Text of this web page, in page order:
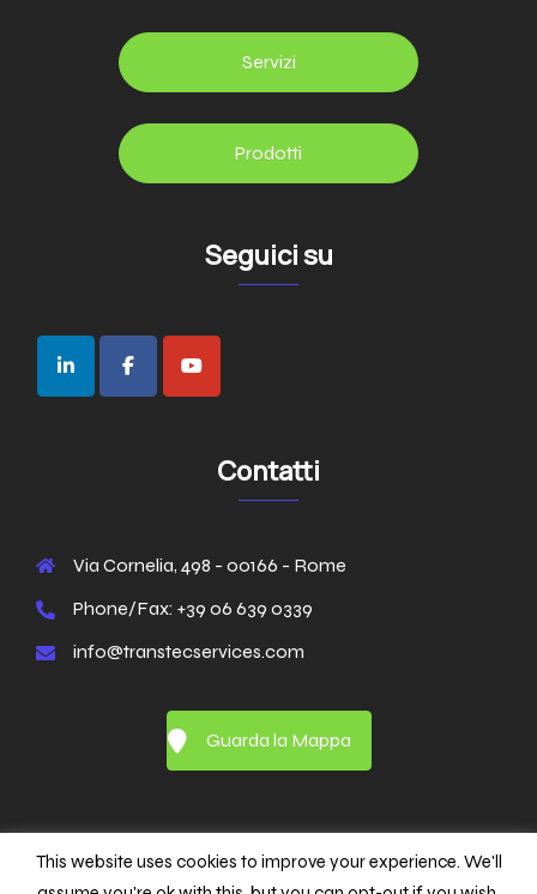
Servizi
Prodotti
Seguici su
Contatti
Via Cornelia, 498 - 00166 - Rome
Phone/Fax: +39 06 639 0339
info@transtecservices.com
Guarda la Mappa
This website uses cookies to improve your experience. We'll